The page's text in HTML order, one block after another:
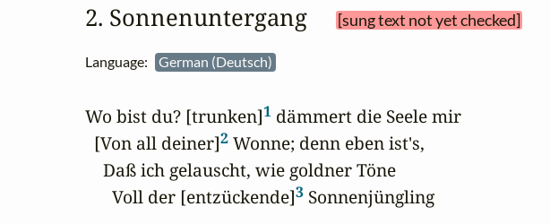
2. Sonnenuntergang [sung text not yet checked]
Language: German (Deutsch)
Wo bist du? [trunken]1 dämmert die Seele mir
  [Von all deiner]
2 Wonne; denn eben ist's,
    Daß ich gelauscht, wie goldner Töne
      Voll der [entzückende]
3 Sonnenjüngling